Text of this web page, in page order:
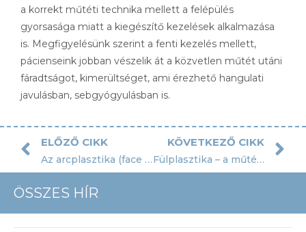
a korrekt műtéti technika mellett a felépülés
gyorsasága miatt a kiegészítő kezelések alkalmazása
is. Megfigyelésünk szerint a fenti kezelés mellett,
pácienseink jobban vészelik át a közvetlen műtét utáni
fáradtságot, kimerültséget, ami érezhető hangulati
javulásban, sebgyógyulásban is.
ELŐZŐ CIKK
Az arcplasztika (face lifting)
KÖVETKEZŐ CIKK
Fülplasztika – a műtét ismertetője
ÖSSZES HÍR